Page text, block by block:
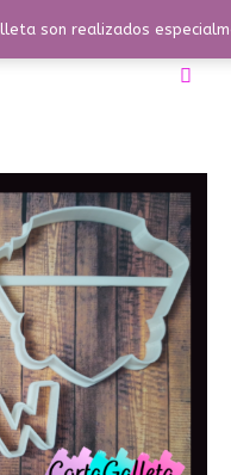
son realizados